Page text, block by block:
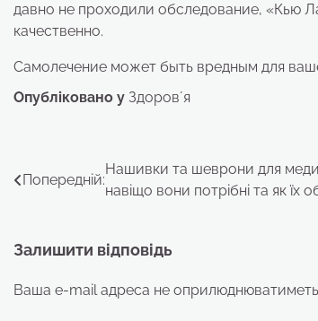
давно не проходили обследование, «Кью
качественно.
Самолечение может быть вредным для
Опубліковано у Здоровʼя
Навігація
Попередній:
Нашивки та шеврони для
навіщо вони потрібні та як їх
Залишити відповідь
Ваша e-mail адреса не